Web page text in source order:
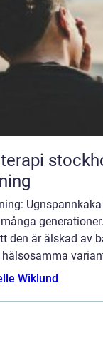
stockholm när relationer
den är älskad av
Wiklund